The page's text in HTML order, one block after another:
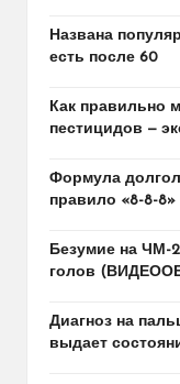
Названа
есть после 60
Как правильно
пестицидов —
Формула
правило «8-8-8»
Безумие на ЧМ-
голов
Диагноз на
выдает